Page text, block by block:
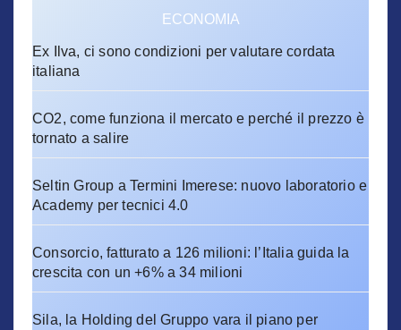
ECONOMIA
Ex Ilva, ci sono condizioni per valutare cordata
italiana
CO2, come funziona il mercato e perché il prezzo è
tornato a salire
Seltin Group a Termini Imerese: nuovo laboratorio e
Academy per tecnici 4.0
Consorcio, fatturato a 126 milioni: l’Italia guida la
crescita con un +6% a 34 milioni
Sila, la Holding del Gruppo vara il piano per